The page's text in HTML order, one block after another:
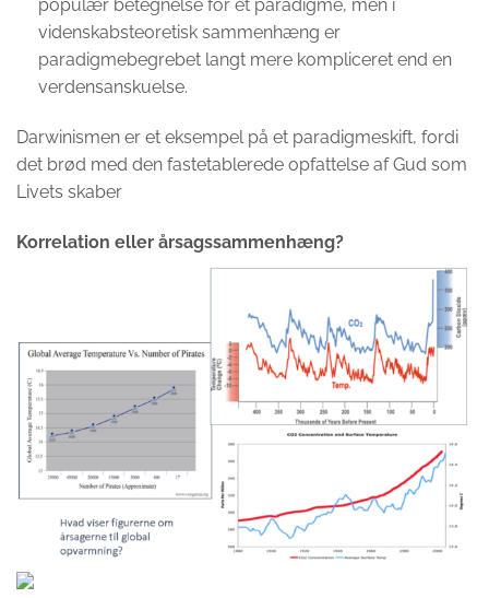
populær betegnelse for et paradigme, men i
videnskabsteoretisk sammenhæng er
paradigmebegrebet langt mere kompliceret end en
verdensanskuelse.
Darwinismen er et eksempel på et paradigmeskift, fordi
det brød med den fastetablerede opfattelse af Gud som
Livets skaber
Korrelation eller årsagssammenhæng?